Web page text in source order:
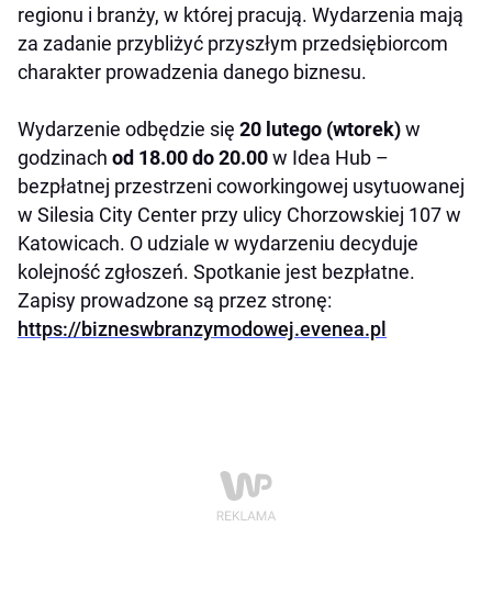
regionu i branży, w której pracują. Wydarzenia mają
za zadanie przybliżyć przyszłym przedsiębiorcom
charakter prowadzenia danego biznesu.
Wydarzenie odbędzie się 20 lutego (wtorek)w
godzinach od 18.00 do 20.00w Idea Hub –
bezpłatnej przestrzeni coworkingowej usytuowanej
w Silesia City Center przy ulicy Chorzowskiej 107 w
Katowicach. O udziale w wydarzeniu decyduje
kolejność zgłoszeń. Spotkanie jest bezpłatne.
Zapisy prowadzone są przez stronę:
https://bizneswbranzymodowej.evenea.pl